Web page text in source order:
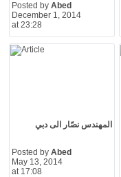
Posted by Abed
December 1, 2014
at 23:28
المهندس نصّار الى دبي
Posted by Abed
May 13, 2014
at 17:08